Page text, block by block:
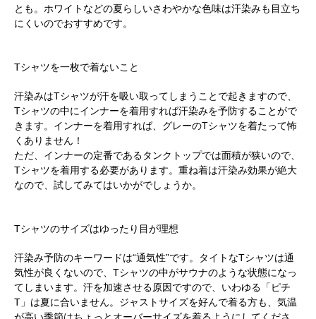
とも。ホワイトなどの夏らしいさわやかな色味は汗染みも目立ち
にくいのでおすすめです。
Tシャツを一枚で着ないこと
汗染みはTシャツが汗を吸い取ってしまうことで起きますので、
Tシャツの中にインナーを着用すれば汗染みを予防することがで
きます。インナーを着用すれば、グレーのTシャツを着たって怖
くありません！
ただ、インナーの定番であるタンクトップでは面積が狭いので、
Tシャツを着用する必要があります。重ね着は汗染み効果が絶大
なので、試してみてはいかがでしょうか。
Tシャツのサイズはゆったり目が理想
汗染み予防のキーワードは“通気性”です。タイトなTシャツは通
気性が良くないので、Tシャツの中がサウナのような状態になっ
てしまいます。汗を加速させる原因ですので、いわゆる「ピチ
T」は夏に合いません。ジャストサイズを好んで着る方も、気温